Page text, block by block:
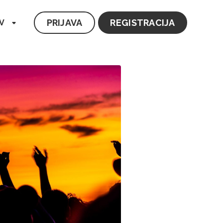
PRIJAVA REGISTRACIJA